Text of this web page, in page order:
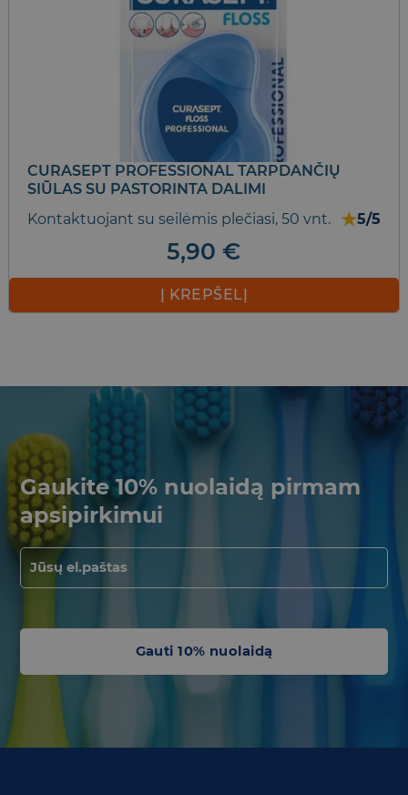
CURASEPT PROFESSIONAL TARPDANČIŲ
SIŪLAS SU PASTORINTA DALIMI
Kontaktuojant su seilėmis plečiasi, 50 vnt.
★5/5
5,90€
Į KREPŠELĮ
Gaukite 10% nuolaidą pirmam
apsipirkimui
Gauti 10% nuolaidą